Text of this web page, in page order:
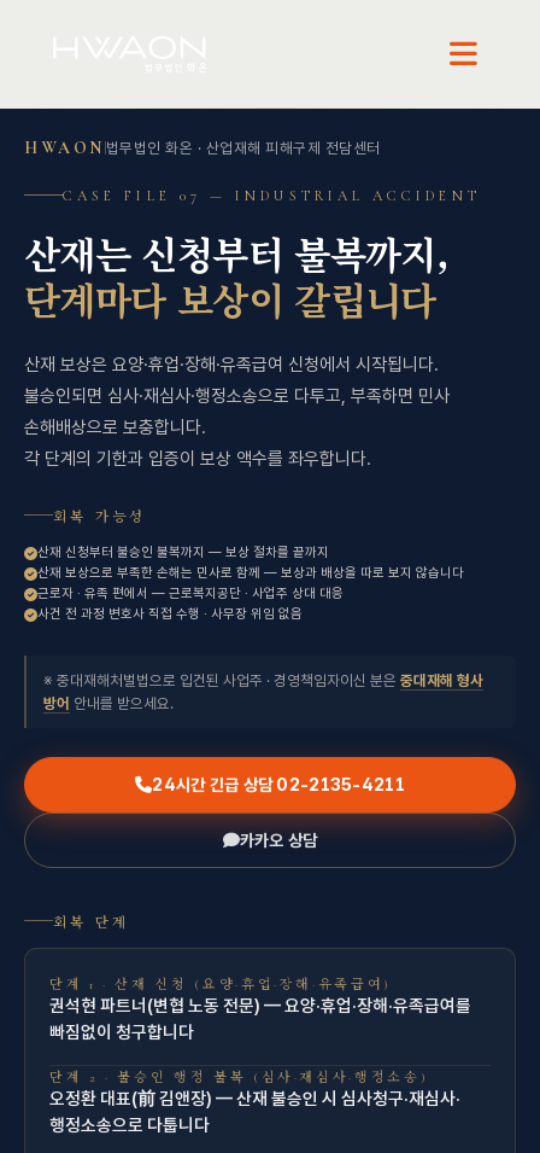
HWAON 법무법인 화온 · 산업재해 피해구제 전담센터
CASE FILE 07 — INDUSTRIAL ACCIDENT
산재는 신청부터 불복까지,
단계마다 보상이 갈립니다
산재 보상은 요양·휴업·장해·유족급여 신청에서 시작됩니다.
불승인되면 심사·재심사·행정소송으로 다투고, 부족하면 민사
손해배상으로 보충합니다.
각 단계의 기한과 입증이 보상 액수를 좌우합니다.
회복 가능성
산재 신청부터 불승인 불복까지 — 보상 절차를 끝까지
산재 보상으로 부족한 손해는 민사로 함께 — 보상과 배상을 따로 보지 않습니다
근로자 · 유족 편에서 — 근로복지공단 · 사업주 상대 대응
사건 전 과정 변호사 직접 수행 · 사무장 위임 없음
※ 중대재해처벌법으로 입건된 사업주 · 경영책임자이신 분은 중대재해 형사
방어 안내를 받으세요.
24시간 긴급 상담 02-2135-4211
카카오 상담
회복 단계
단계 1 · 산재 신청 (요양·휴업·장해·유족급여)
권석현 파트너(변협 노동 전문) — 요양·휴업·장해·유족급여를
빠짐없이 청구합니다
단계 2 · 불승인 행정 불복 (심사·재심사·행정소송)
오정환 대표(前 김앤장) — 산재 불승인 시 심사청구·재심사·
행정소송으로 다툽니다